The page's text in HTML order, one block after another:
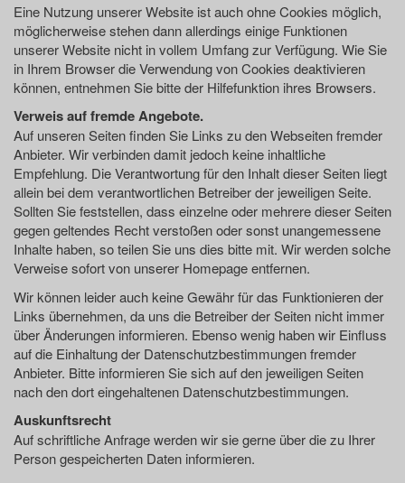
Eine Nutzung unserer Website ist auch ohne Cookies möglich,
möglicherweise stehen dann allerdings einige Funktionen
unserer Website nicht in vollem Umfang zur Verfügung. Wie Sie
in Ihrem Browser die Verwendung von Cookies deaktivieren
können, entnehmen Sie bitte der Hilfefunktion ihres Browsers.
Verweis auf fremde Angebote.
Auf unseren Seiten finden Sie Links zu den Webseiten fremder
Anbieter. Wir verbinden damit jedoch keine inhaltliche
Empfehlung. Die Verantwortung für den Inhalt dieser Seiten liegt
allein bei dem verantwortlichen Betreiber der jeweiligen Seite.
Sollten Sie feststellen, dass einzelne oder mehrere dieser Seiten
gegen geltendes Recht verstoßen oder sonst unangemessene
Inhalte haben, so teilen Sie uns dies bitte mit. Wir werden solche
Verweise sofort von unserer Homepage entfernen.
Wir können leider auch keine Gewähr für das Funktionieren der
Links übernehmen, da uns die Betreiber der Seiten nicht immer
über Änderungen informieren. Ebenso wenig haben wir Einfluss
auf die Einhaltung der Datenschutzbestimmungen fremder
Anbieter. Bitte informieren Sie sich auf den jeweiligen Seiten
nach den dort eingehaltenen Datenschutzbestimmungen.
Auskunftsrecht
Auf schriftliche Anfrage werden wir sie gerne über die zu Ihrer
Person gespeicherten Daten informieren.